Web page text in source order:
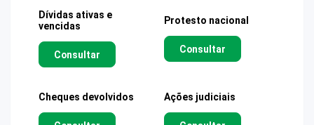
Dívidas ativas e
vencidas
Consultar
Protesto nacional
Consultar
Cheques devolvidos Ações judiciais